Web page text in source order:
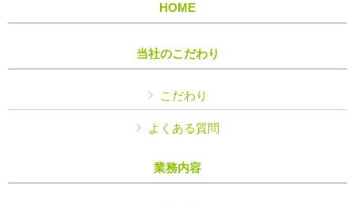
HOME
当社のこだわり
こだわり
よくある質問
業務内容